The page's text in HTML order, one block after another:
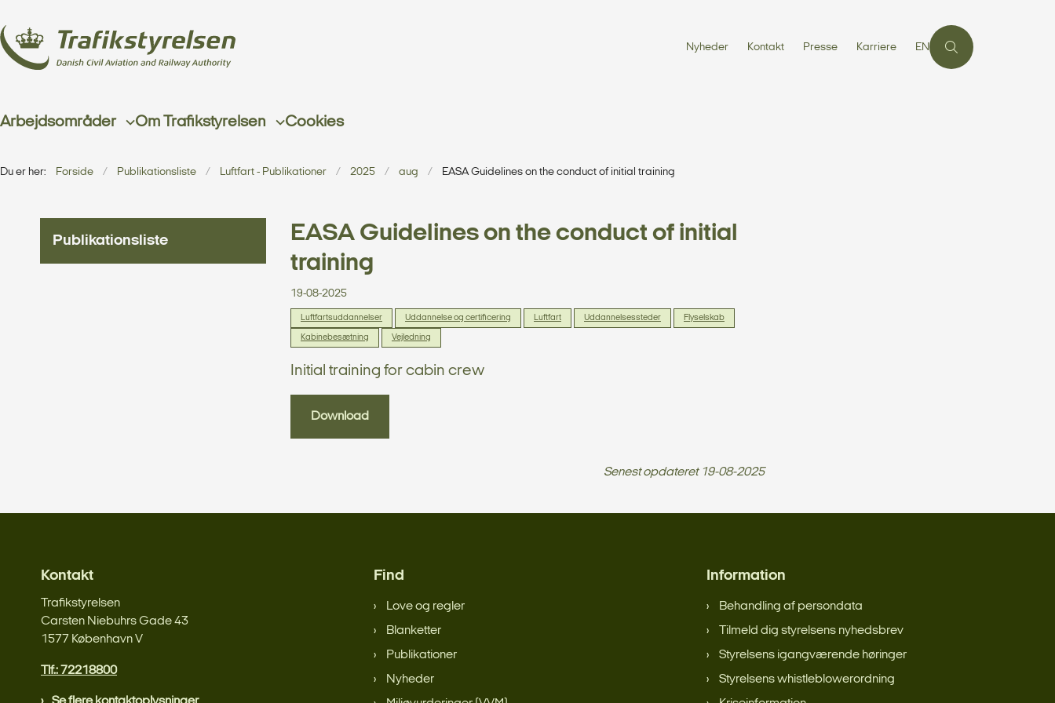
Nyheder Kontakt Presse Karriere EN
Arbejdsområder Om Trafikstyrelsen Cookies
Du er her: Forside Publikationsliste Luftfart - Publikationer 2025 aug EASA Guidelines on the conduct of initial training
Publikationsliste
EASA Guidelines on the conduct of initial
training
19-08-2025
Luftfartsuddannelser Uddannelse og certificering Luftfart Uddannelsessteder Flyselskab
Kabinebesætning Vejledning
Initial training for cabin crew
Download
Senest opdateret 19-08-2025
Kontakt
Trafikstyrelsen
Carsten Niebuhrs Gade 43
1577 København V
Tlf.: 72218800
Find
Love og regler
Blanketter
Publikationer
Nyheder
Information
Behandling af persondata
Tilmeld dig styrelsens nyhedsbrev
Styrelsens igangværende høringer
Styrelsens whistleblowerordning